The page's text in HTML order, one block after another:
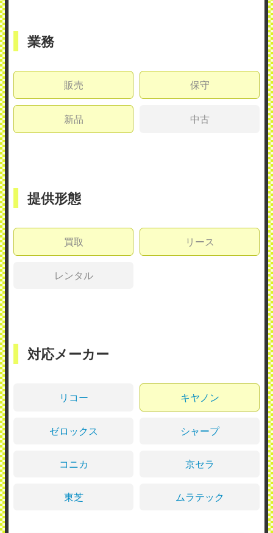
業務
販売 保守
新品 中古
提供形態
買取 リース
レンタル
対応メーカー
リコー キヤノン
ゼロックス シャープ
コニカ 京セラ
東芝 ムラテック